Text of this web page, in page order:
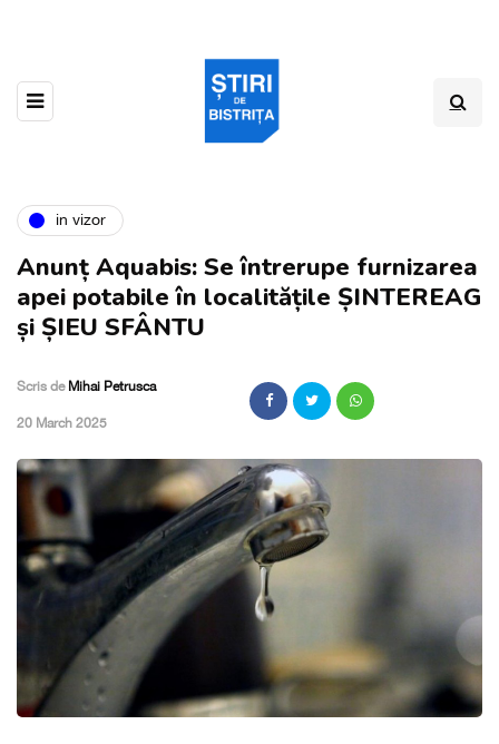
in vizor
Anunț Aquabis: Se întrerupe furnizarea
apei potabile în localitățile ȘINTEREAG
și ȘIEU SFÂNTU
Scris de Mihai Petrusca
,20 March 2025